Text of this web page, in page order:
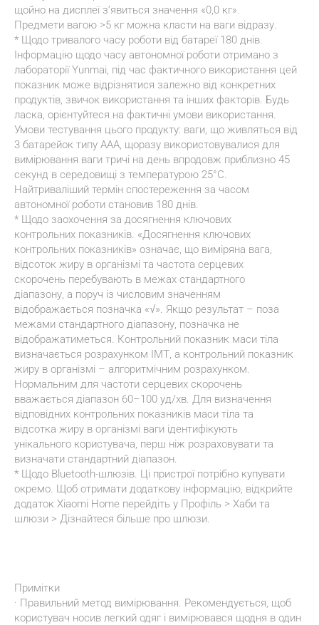
щойно на дисплеї з’явиться значення «0,0 кг».
Предмети вагою >5 кг можна класти на ваги відразу.
* Щодо тривалого часу роботи від батареї 180 днів.
Інформацію щодо часу автономної роботи отримано з
лабораторії Yunmai, під час фактичного використання цей
показник може відрізнятися залежно від конкретних
продуктів, звичок використання та інших факторів. Будь
ласка, орієнтуйтеся на фактичні умови використання.
Умови тестування цього продукту: ваги, що живляться від
3 батарейок типу AAA, щоразу використовувалися для
вимірювання ваги тричі на день впродовж приблизно 45
секунд в середовищі з температурою 25°C.
Найтриваліший термін спостереження за часом
автономної роботи становив 180 днів.
* Щодо заохочення за досягнення ключових
контрольних показників. «Досягнення ключових
контрольних показників» означає, що виміряна вага,
відсоток жиру в організмі та частота серцевих
скорочень перебувають в межах стандартного
діапазону, а поруч із числовим значенням
відображається позначка «√». Якщо результат – поза
межами стандартного діапазону, позначка не
відображатиметься. Контрольний показник маси тіла
визначається розрахунком ІМТ, а контрольний показник
жиру в організмі – алгоритмічним розрахунком.
Нормальним для частоти серцевих скорочень
вважається діапазон 60–100 уд/хв. Для визначення
відповідних контрольних показників маси тіла та
відсотка жиру в організмі ваги ідентифікують
унікального користувача, перш ніж розраховувати та
визначати стандартний діапазон.
* Щодо Bluetooth-шлюзів. Ці пристрої потрібно купувати
окремо. Щоб отримати додаткову інформацію, відкрийте
додаток Xiaomi Home перейдіть у Профіль > Хаби та
шлюзи > Дізнайтеся більше про шлюзи.
Примітки
· Правильний метод вимірювання. Рекомендується, щоб
користувач носив легкий одяг і вимірювався щодня в один